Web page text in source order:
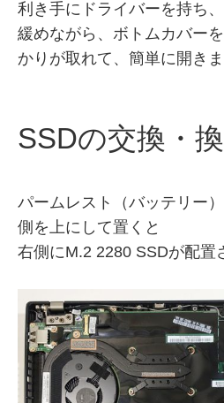
利き手にドライバーを持ち
緩めながら、ボトムカバー
かりが取れて、簡単に開きま
SSDの交換・
パームレスト（バッテリー
側を上にして置くと
右側にM.2 2280 SSDが配置